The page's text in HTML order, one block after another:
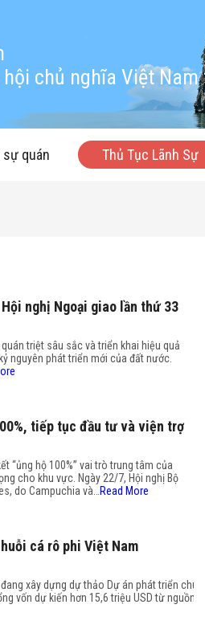
chủ nghĩa Việt
sự quán Thủ Tục Lãnh Sự
nghị Ngoại giao lần thứ 33
triệt sâu sắc và triển khai hiệu quả
nguyên phát triển mới của đất nước.
tiếp tục đầu tư và viện trợ
“ủng hộ 100%” vai trò trung tâm của
cho khu vực. Ngày 22/7, Hội nghị Bộ
do Campuchia và…
Read More
cá rô phi Việt Nam
xây dựng dự thảo Dự án phát triển chuỗi
vốn dự kiến hơn 15,6 triệu USD từ nguồn tài